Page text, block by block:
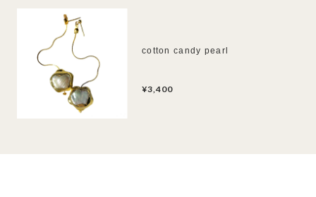
cotton candy pearl
¥3,400